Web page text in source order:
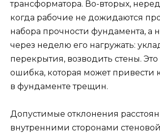
трансформатора. Во-вторых,
когда рабочие не дожидаются
набора прочности фундамента, а
через неделю его нагружать:
перекрытия, возводить стены. Это
ошибка, которая может привести
в фундаменте трещин.
Допустимые отклонения
внутренними сторонами